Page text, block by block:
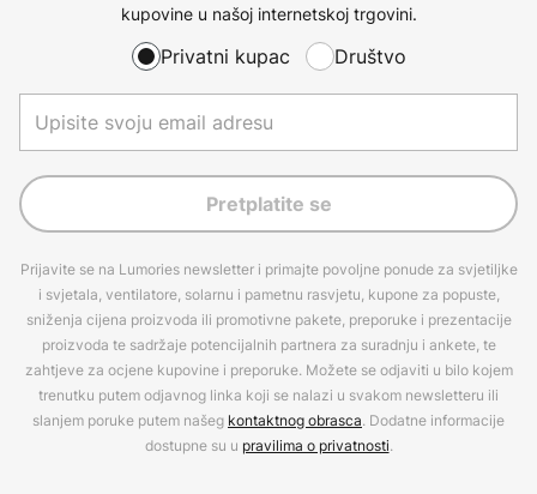
kupovine u našoj internetskoj trgovini.
Privatni kupac Društvo
Pretplatite se
Prijavite se na Lumories newsletter i primajte povoljne ponude za svjetiljke
i svjetala, ventilatore, solarnu i pametnu rasvjetu, kupone za popuste,
sniženja cijena proizvoda ili promotivne pakete, preporuke i prezentacije
proizvoda te sadržaje potencijalnih partnera za suradnju i ankete, te
zahtjeve za ocjene kupovine i preporuke. Možete se odjaviti u bilo kojem
trenutku putem odjavnog linka koji se nalazi u svakom newsletteru ili
slanjem poruke putem našeg kontaktnog obrasca. Dodatne informacije
dostupne su u pravilima o privatnosti.